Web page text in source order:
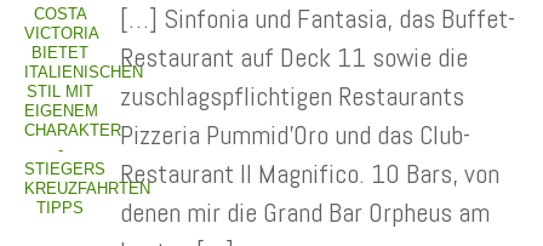
COSTA
VICTORIA
BIETET
ITALIENISCHEN
STIL MIT
EIGENEM
CHARAKTER
-
STIEGERS
KREUZFAHRTEN
TIPPS
[…] Sinfonia und Fantasia, das Buffet-
Restaurant auf Deck 11 sowie die
zuschlagspflichtigen Restaurants
Pizzeria Pummid’Oro und das Club-
Restaurant Il Magnifico. 10 Bars, von
denen mir die Grand Bar Orpheus am